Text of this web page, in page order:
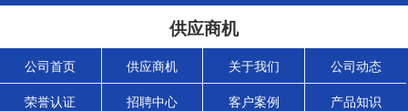
供应商机
公司首页 供应商机 关于我们 公司动态
荣誉认证 招聘中心 客户案例 产品知识